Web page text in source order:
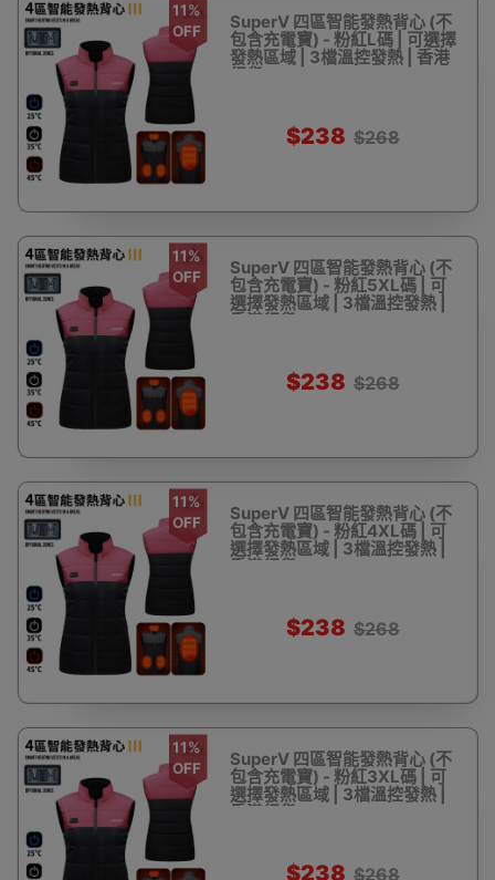
11%
OFF
SuperV 四區智能發熱背心 (不
包含充電寶) - 粉紅L碼 | 可選擇
發熱區域 | 3檔溫控發熱 | 香港
行貨
$238 $268
11%
OFF
SuperV 四區智能發熱背心 (不
包含充電寶) - 粉紅5XL碼 | 可
選擇發熱區域 | 3檔溫控發熱 |
香港行貨
$238 $268
11%
OFF
SuperV 四區智能發熱背心 (不
包含充電寶) - 粉紅4XL碼 | 可
選擇發熱區域 | 3檔溫控發熱 |
香港行貨
$238 $268
11%
OFF
SuperV 四區智能發熱背心 (不
包含充電寶) - 粉紅3XL碼 | 可
選擇發熱區域 | 3檔溫控發熱 |
香港行貨
$238 $268